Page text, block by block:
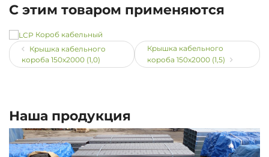
С этим товаром применяются
Короб кабельный
Крышка кабельного
короба 150х2000 (1,0)
Крышка кабельного
короба 150х2000 (1,5)
Наша продукция